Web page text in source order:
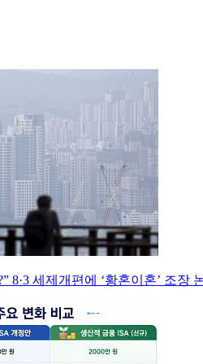
8·3 세제개편에 ‘황혼이혼’ 조장